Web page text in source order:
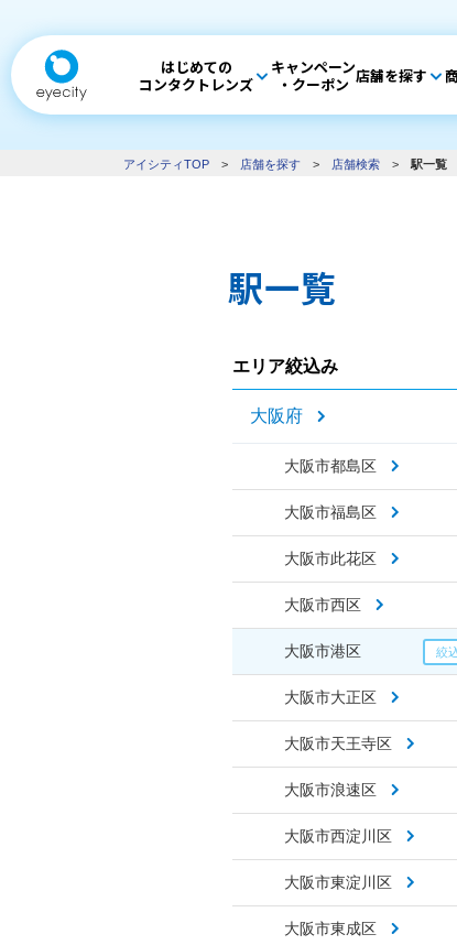
はじめての
コンタクトレンズ
キャンペーン
・クーポン 店舗を探す
アイシティTOP > 店舗を探す > 店舗検索 > 駅一覧
駅一覧
エリア絞込み
大阪府
大阪市都島区
大阪市福島区
大阪市此花区
大阪市西区
大阪市港区
大阪市大正区
大阪市天王寺区
大阪市浪速区
大阪市西淀川区
大阪市東淀川区
大阪市東成区